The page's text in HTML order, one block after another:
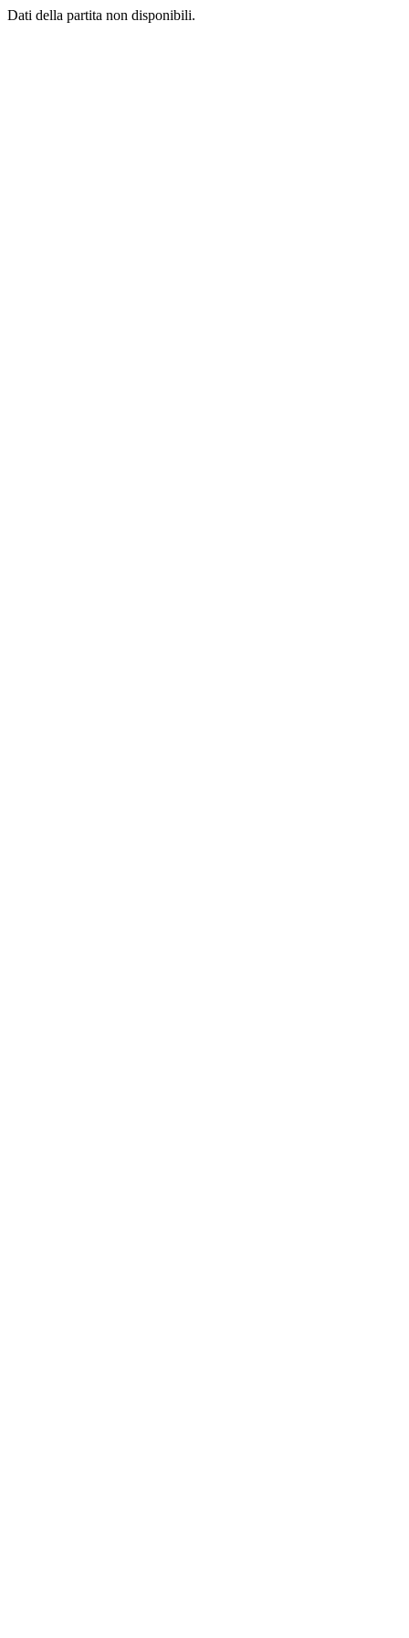
Dati della partita non disponibili.